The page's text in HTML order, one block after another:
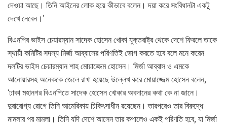
দেওয়া আছে। তিনি আইনের লোক হয়ে কীভাবে বলেন। দয়া করে সংবিধানটা একটু
দেখে নেবেন।’
বিএনপির ভাইস চেয়ারম্যান সাদেক হোসেন খোকা যুক্তরাষ্ট্র থেকে দেশে ফিরলে তাকে
স্থায়ী কমিটির সদস্য মির্জা আব্বাসের পরিণতিই ভোগ করতে হবে বলে মনে করেন
দলটির ভাইস চেয়ারম্যান শাহ মোয়াজ্জেম হোসেন। মির্জা আব্বাস ও এমকে
আনোয়ারসহ অনেককে জেলে রাখা হয়েছে উল্লেখ করে মোয়াজ্জেম হোসেন বলেন,
‘ঢাকা মহানগর বিএনপিতে সাদেক হোসেন খোকার অবদানের কথা কে না জানে।
দুরারোগ্য রোগে তিনি আমেরিকায় চিকিৎসাধীন রয়েছেন। তারপরেও তার বিরুদ্ধে
মামলার পর মামলা। তিনি যদি দেশে আসেন তার কপালেও একই পরিণতি হবে, যা মির্জা